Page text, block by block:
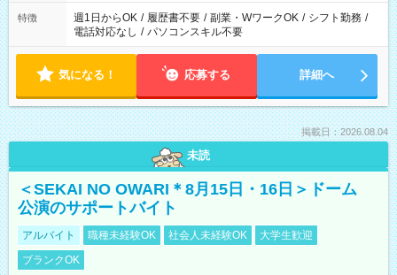
特徴 週1日からOK / 履歴書不要 / 副業・WワークOK / シフト勤務 /
電話対応なし / パソコンスキル不要
気になる！ 応募する 詳細へ
掲載日：2026.08.04
未読
＜SEKAI NO OWARI＊8月15日・16日＞ドーム
公演のサポートバイト
アルバイト 職種未経験OK 社会人未経験OK
大学生歓迎
ブランクOK